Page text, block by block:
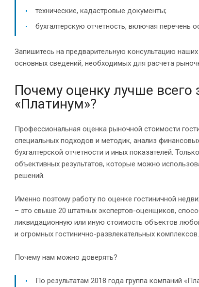
технические, кадастровые документы;
бухгалтерскую отчетность, включая перечень
Запишитесь на предварительную консультацию
основных сведений, необходимых для расчета
Почему оценку лучше всего
«Платинум»?
Профессиональная оценка рыночной стоимости
специальных подходов и методик, анализ
бухгалтерской отчетности и иных показателей.
объективных результатов, которые можно
решений.
Именно поэтому работу по оценке гостиничной
– это свыше 20 штатных экспертов-оценщиков,
ликвидационную или иную стоимость объектов
и огромных гостинично-развлекательных комплексов.
Почему нам можно доверять?
По результатам 2018 года группа компаний